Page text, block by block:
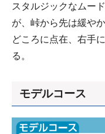
スタルジックなムー
が、峠から先は緩や
どころに点在、右手
る。
モデルコース